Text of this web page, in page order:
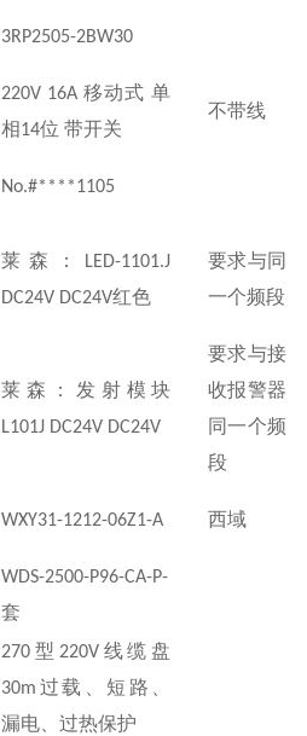
3RP2505-2BW30
220V 16A移动式 单
相14位 带开关
不带线
No.#****1105
莱森：
LED-1101.J
DC24V DC24V红色
要求与同
一个频段
莱森：发射模块
L101J DC24V DC24V
要求与接
收报警器
同一个频
段
WXY31-1212-06Z1-A 西域
WDS-2500-P96-CA-P-
套
270 型 220V线缆盘
30m 过载、短路、
漏电、过热保护